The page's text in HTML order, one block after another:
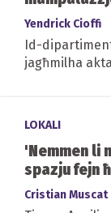
sportivi
Yendrick Cioffi
Id-
jagħmilha
LOKALI
'Nemmen li
spazju fejn
goalkeeper
Cristian Muscat